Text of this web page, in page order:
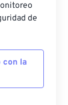
de
con la